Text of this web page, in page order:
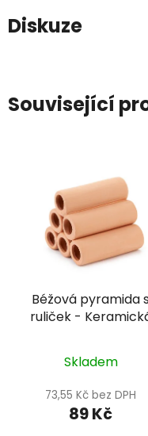
Diskuze
Související
Béžová pyramida s
ruliček -
Skladem
73,55 Kč bez DPH
89 Kč